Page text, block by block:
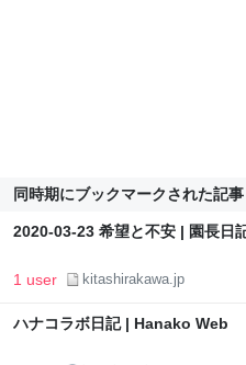
同時期にブックマークされた記事
2020-03-23 希望と不安 | 園長日
1 user kitashirakawa.jp
ハナコラボ日記 | Hanako Web